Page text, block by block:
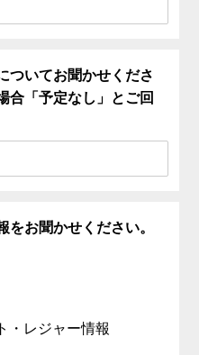
ついてお聞かせくださ
合「予定なし」とご回
をお聞かせください。
・レジャー情報